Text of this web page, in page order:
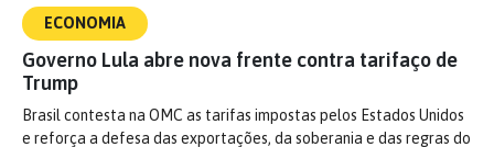
ECONOMIA
Governo Lula abre nova frente contra tarifaço de
Trump
Brasil contesta na OMC as tarifas impostas pelos Estados Unidos
e reforça a defesa das exportações, da soberania e das regras do